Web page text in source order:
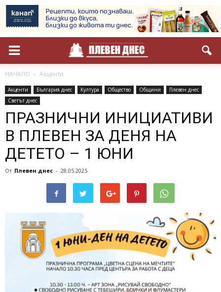
НАЧАЛО Акценти
Акценти България днес Култура Общество Общини
Плевен днес
Светът днес
ПРАЗНИЧНИ ИНИЦИАТИВИ
В ПЛЕВЕН ЗА ДЕНЯ НА
ДЕТЕТО – 1 ЮНИ
От Плевен днес - 28.05.2025